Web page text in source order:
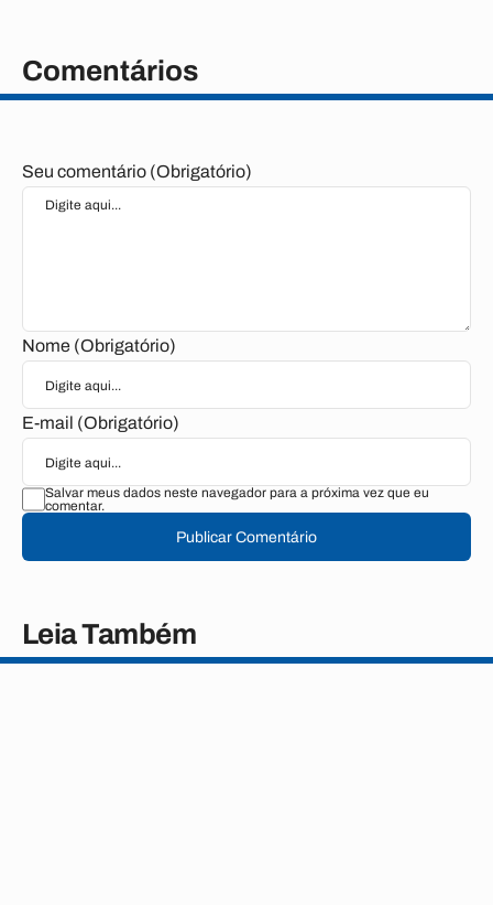
Comentários
Seu comentário (Obrigatório)
Nome (Obrigatório)
E-mail (Obrigatório)
Salvar meus dados neste navegador para a próxima vez que eu
comentar.
Publicar Comentário
Leia Também